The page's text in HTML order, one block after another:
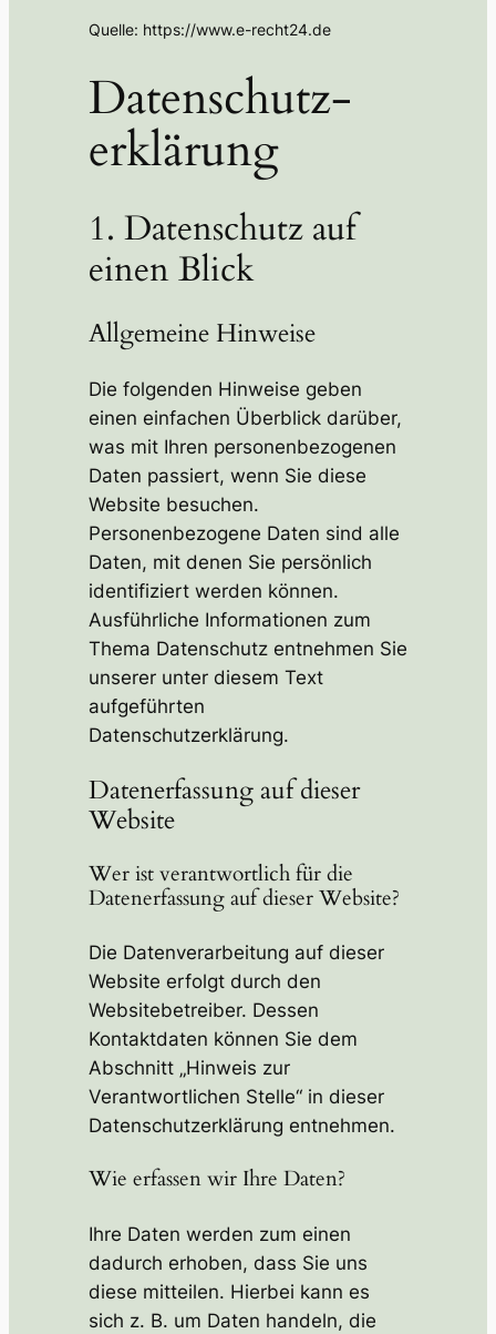
Quelle: https://www.e-recht24.de
Datenschutz­
erklärung
1. Datenschutz auf
einen Blick
Allgemeine Hinweise
Die folgenden Hinweise geben
einen einfachen Überblick darüber,
was mit Ihren personenbezogenen
Daten passiert, wenn Sie diese
Website besuchen.
Personenbezogene Daten sind alle
Daten, mit denen Sie persönlich
identifiziert werden können.
Ausführliche Informationen zum
Thema Datenschutz entnehmen Sie
unserer unter diesem Text
aufgeführten
Datenschutzerklärung.
Datenerfassung auf dieser
Website
Wer ist verantwortlich für die
Datenerfassung auf dieser Website?
Die Datenverarbeitung auf dieser
Website erfolgt durch den
Websitebetreiber. Dessen
Kontaktdaten können Sie dem
Abschnitt „Hinweis zur
Verantwortlichen Stelle“ in dieser
Datenschutzerklärung entnehmen.
Wie erfassen wir Ihre Daten?
Ihre Daten werden zum einen
dadurch erhoben, dass Sie uns
diese mitteilen. Hierbei kann es
sich z. B. um Daten handeln, die